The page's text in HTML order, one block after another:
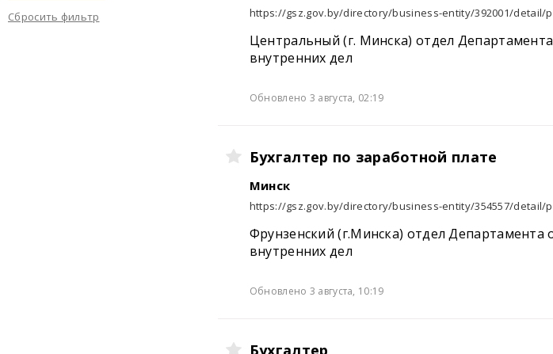
Сбросить фильтр https://gsz.gov.by/directory/business-entity/392001/detail/
Центральный (г. Минска) отдел
внутренних дел
Обновлено 3 августа, 02:19
Бухгалтер по заработной плате
Минск
https://gsz.gov.by/directory/business-entity/354557/detail/
Фрунзенский (г.Минска) отдел Департамента
внутренних дел
Обновлено 3 августа, 10:19
Бухгалтер